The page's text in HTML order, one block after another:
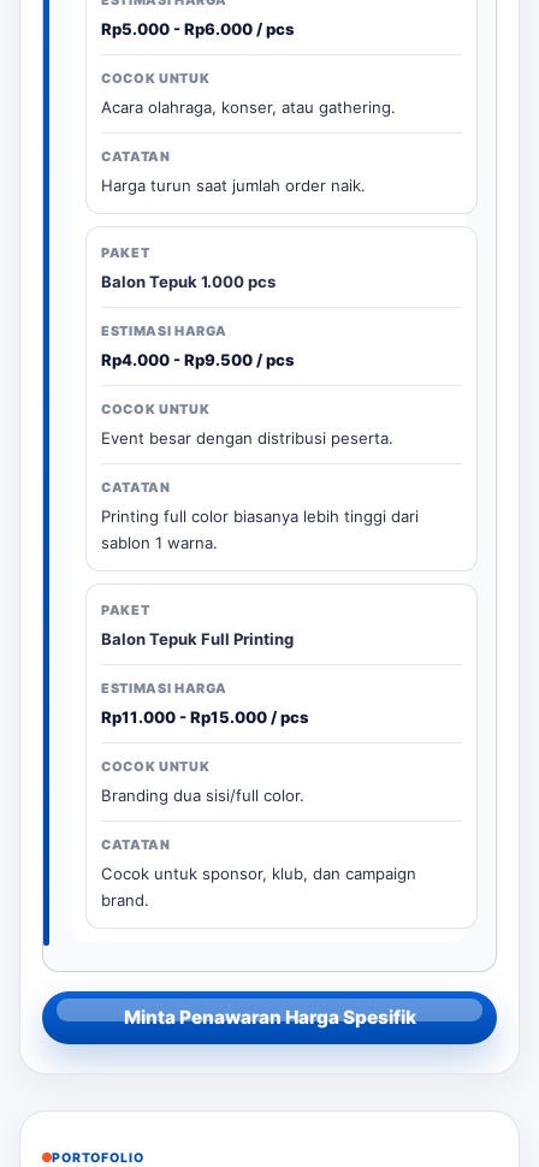
Rp5.000 - Rp6.000 / pcs
Acara olahraga, konser, atau gathering.
Harga turun saat jumlah order naik.
Balon Tepuk 1.000 pcs
Rp4.000 - Rp9.500 / pcs
Event besar dengan distribusi peserta.
Printing full color biasanya lebih tinggi dari
sablon 1 warna.
Balon Tepuk Full Printing
Rp11.000 - Rp15.000 / pcs
Branding dua sisi/full color.
Cocok untuk sponsor, klub, dan campaign
brand.
Minta Penawaran Harga Spesifik
PORTOFOLIO